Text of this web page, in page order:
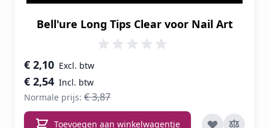
Bell'ure Long Tips Clear voor Nail Art
Speciale prijs
€ 2,54
€ 2,10
Normale prijs: € 3,87
Toevoegen aan winkelwagentje